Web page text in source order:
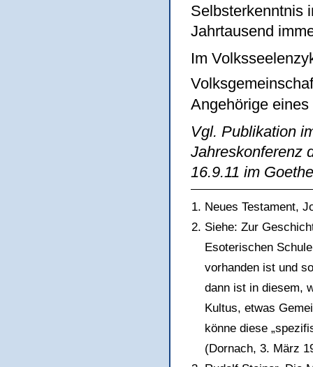
Selbsterkenntnis
Jahrtausend
Im
Angehörige
Vgl. Publikation
Jahreskonferenz
16.9.11 im
Neues Testament,
Siehe: Zur
Esoterischen
vorhanden ist und
dann ist in diesem,
Kultus, etwas
könne diese
(Dornach, 3. März